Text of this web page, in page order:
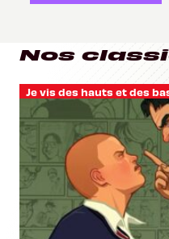
Nos
Je vis des hauts et des